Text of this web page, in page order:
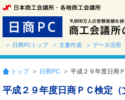
＞ 日商PCトップ ＞ 文書作成 ＞ データ活用
トップ ＞ 日商PC ＞ 平成２９年度日商Ｐ
平成２９年度日商ＰＣ検定